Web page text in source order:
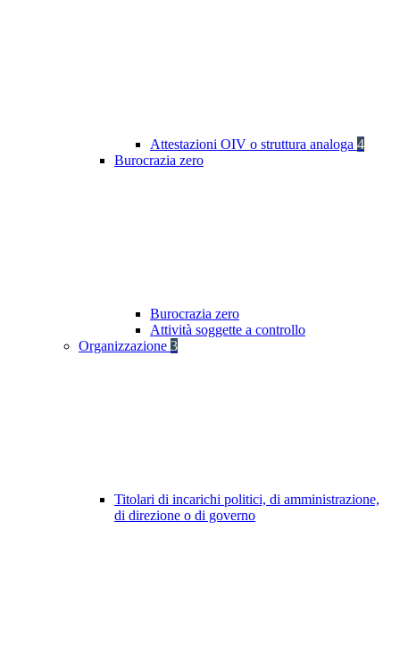
Attestazioni OIV o struttura analoga 4
Burocrazia zero
Burocrazia zero
Attività soggette a controllo
Organizzazione 3
Titolari di incarichi politici, di amministrazione,
di direzione o di governo